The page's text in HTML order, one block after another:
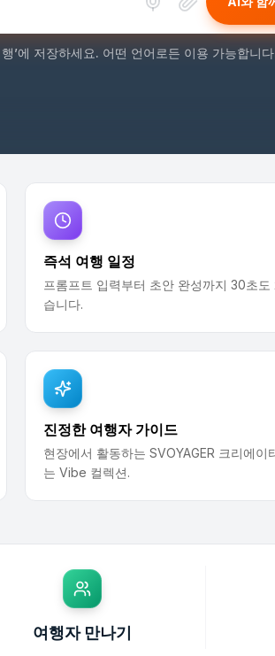
’에 저장하세요. 어떤 언어로든 이용 가능합니
즉석 여행 일정
프롬프트 입력부터 초안 완성까지 30초도
습니다.
진정한 여행자 가이드
현장에서 활동하는 SVOYAGER 크리에이
는 Vibe 컬렉션.
여행자 만나기